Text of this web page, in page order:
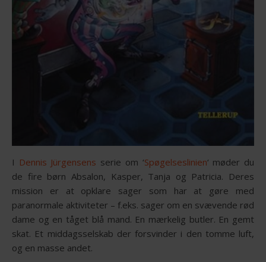
I Dennis Jürgensens serie om ‘Spøgelseslinien‘ møder du
de fire børn Absalon, Kasper, Tanja og Patricia. Deres
mission er at opklare sager som har at gøre med
paranormale aktiviteter – f.eks. sager om en svævende rød
dame og en tåget blå mand. En mærkelig butler. En gemt
skat. Et middagsselskab der forsvinder i den tomme luft,
og en masse andet.